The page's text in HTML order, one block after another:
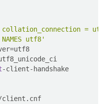
collation_connection =
NAMES utf8'